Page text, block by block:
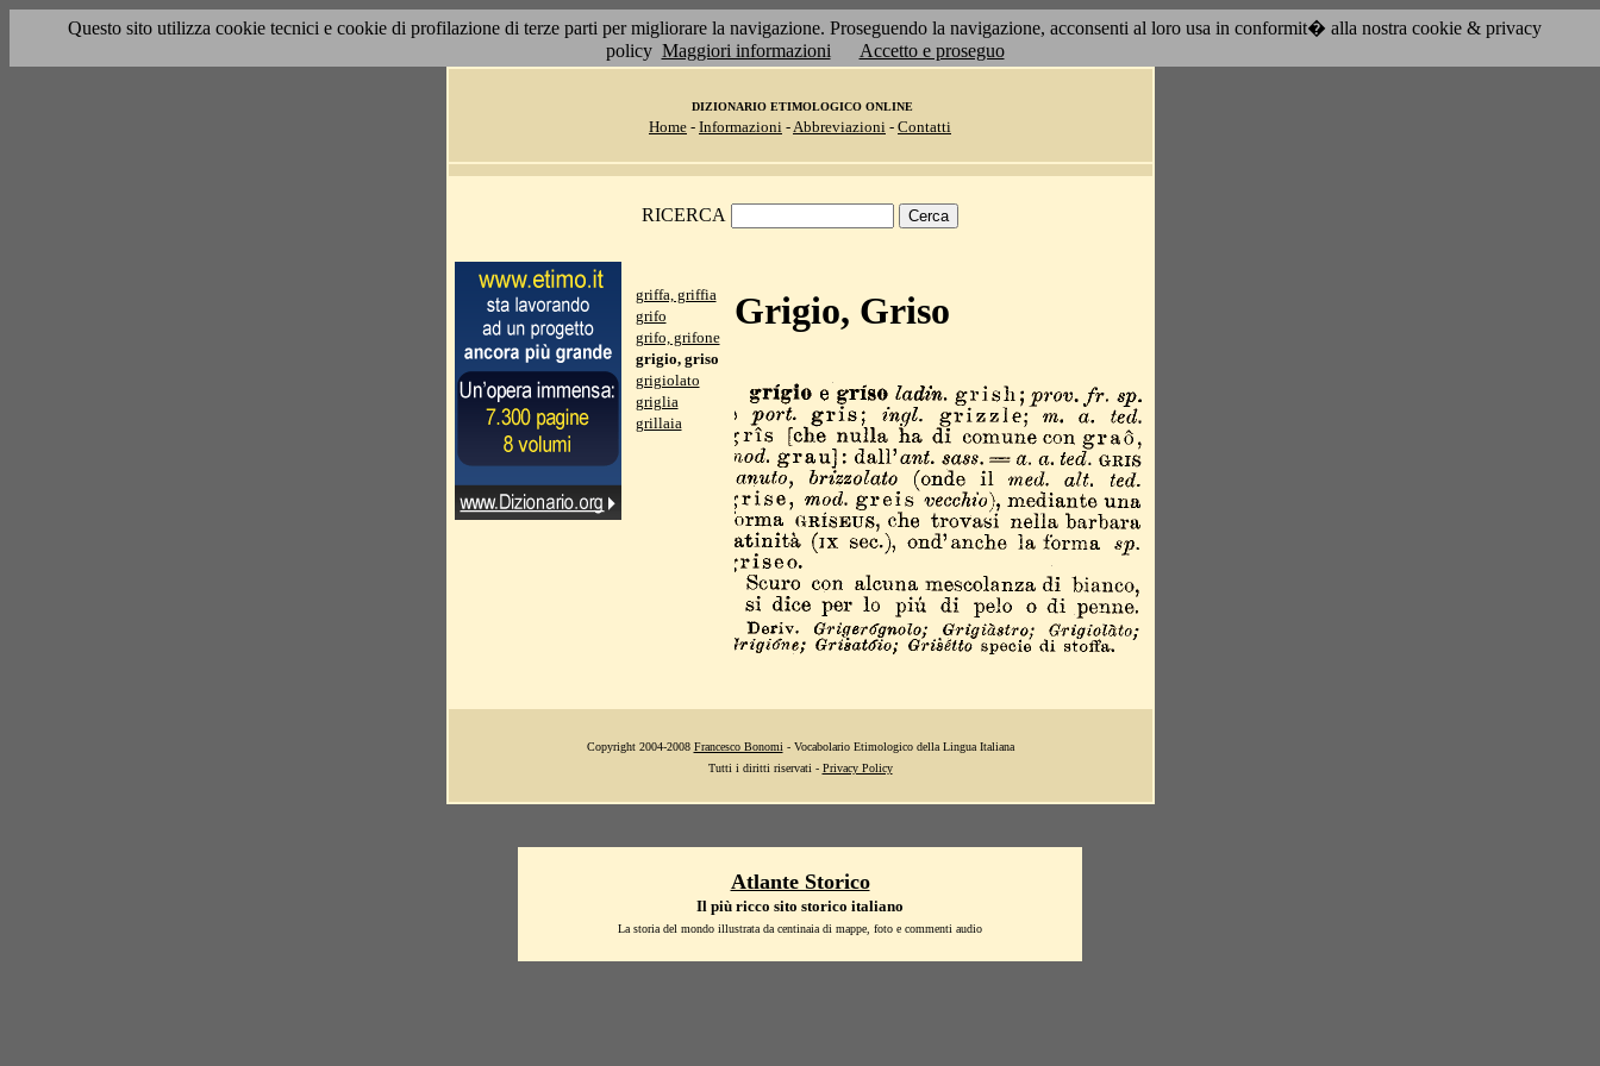
Questo sito utilizza cookie tecnici e cookie di profilazione di terze parti per migliorare la navigazione. Proseguendo la navigazione, acconsenti al loro usa in conformit� alla nostra cookie & privacy
policy Maggiori informazioni Accetto e proseguo
DIZIONARIO ETIMOLOGICO ONLINE
Home - Informazioni -Abbreviazioni - Contatti
RICERCA
griffa, griffia
grifo
grifo, grifone
grigio, griso
grigiolato
griglia
grillaia
Grigio, Griso
Copyright 2004-2008 Francesco Bonomi - Vocabolario Etimologico della Lingua Italiana
Tutti i diritti riservati - Privacy Policy
Atlante Storico
Il più ricco sito storico italiano
La storia del mondo illustrata da centinaia di mappe, foto e commenti audio